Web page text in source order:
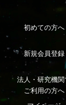
Copyright
An impress